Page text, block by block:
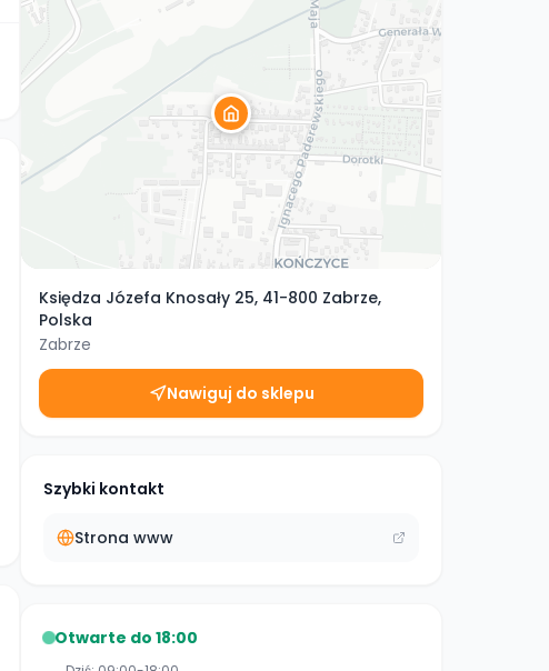
Księdza Józefa Knosały 25, 41-800 Zabrze,
Polska
Zabrze
Nawiguj do sklepu
Szybki kontakt
Strona www
Otwarte do 18:00